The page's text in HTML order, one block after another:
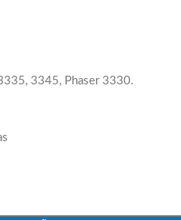
3345, Phaser 3330.